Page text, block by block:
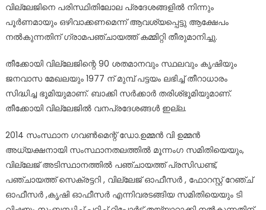
വില്ലേജിനെ പരിസ്ഥിതിലോല പ്രദേശങ്ങളിൽ നിന്നും
പൂർണമായും ഒഴിവാക്കണമെന്ന് ആവശ്യപ്പെട്ടു ആക്ഷേപം
നൽകുന്നതിന് ഗ്രാമപഞ്ചായത്ത് കമ്മിറ്റി തീരുമാനിച്ചു.
തീക്കോയി വില്ലേജിന്റെ 90 ശതമാനവും സ്ഥലവും കൃഷിയും
ജനവാസ മേഖലയും 1977 ന് മുമ്പ് പട്ടയം ലഭിച്ച് തീറാധാരം
സിദ്ധിച്ച ഭൂമിയുമാണ്. ബാക്കി സർക്കാർ തരിശ്ഭൂമിയുമാണ്.
തീക്കോയി വില്ലേജിൽ വനപ്രദേശങ്ങൾ ഇല്ല.
2014 സംസ്ഥാന ഗവൺമെന്റ് ഡോ.ഉമ്മൻ വി ഉമ്മൻ
അധ്യക്ഷനായി സംസ്ഥാനതലത്തിൽ മൂന്നംഗ സമിതിയെയും,
വില്ലേജ് അടിസ്ഥാനത്തിൽ പഞ്ചായത്ത് പ്രസിഡണ്ട്,
പഞ്ചായത്ത് സെക്രട്ടറി , വില്ലേജ് ഓഫീസർ , ഫോറസ്റ്റ് റേഞ്ച്
ഓഫീസർ ,കൃഷി ഓഫീസർ എന്നിവരടങ്ങിയ സമിതിയെയും ടി